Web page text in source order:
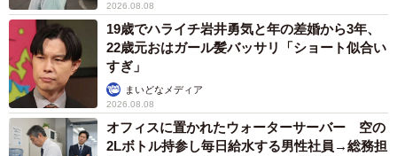
2026.08.08
19歳でハライチ岩井勇気と年の差婚から3年、
22歳元おはガール髪バッサリ「ショート似合い
すぎ」
まいどなメディア
2026.08.08
オフィスに置かれたウォーターサーバー 空の
2Lボトル持参し毎日給水する男性社員→総務担